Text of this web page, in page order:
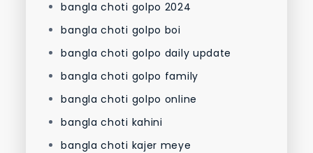
bangla choti golpo 2024
bangla choti golpo boi
bangla choti golpo daily update
bangla choti golpo family
bangla choti golpo online
bangla choti kahini
bangla choti kajer meye